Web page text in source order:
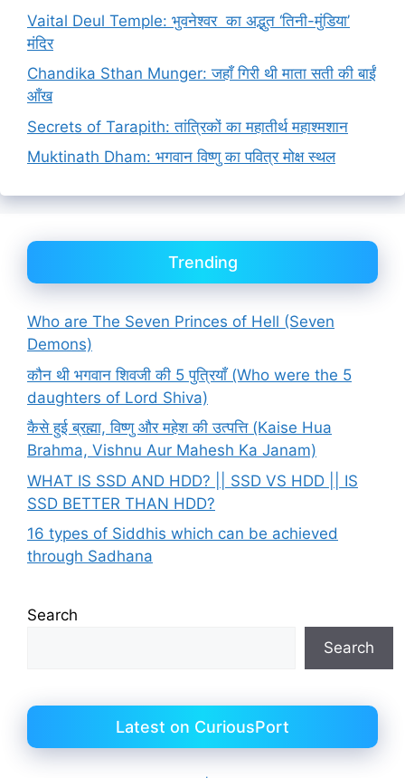
Vaital Deul Temple: भुवनेश्वर का अद्भुत ‘तिनी-मुंडिया’
मंदिर
Chandika Sthan Munger: जहाँ गिरी थी माता सती की बाईं
आँख
Secrets of Tarapith: तांत्रिकों का महातीर्थ महाश्मशान
Muktinath Dham: भगवान विष्णु का पवित्र मोक्ष स्थल
Trending
Who are The Seven Princes of Hell (Seven
Demons)
कौन थी भगवान शिवजी की 5 पुत्रियाँ (Who were the 5
daughters of Lord Shiva)
कैसे हुई ब्रह्मा, विष्णु और महेश की उत्पत्ति (Kaise Hua
Brahma, Vishnu Aur Mahesh Ka Janam)
WHAT IS SSD AND HDD? || SSD VS HDD || IS
SSD BETTER THAN HDD?
16 types of Siddhis which can be achieved
through Sadhana
Search
Search
Latest on CuriousPort